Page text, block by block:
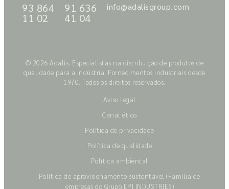
93 864
11 02
91 636
41 04
info@adalisgroup.com
© 2026 Adalis. Especialistas na distribuição de produtos de
qualidade para a indústria. Fornecimentos industriais desde
1970. Todos os direitos reservados.
Aviso legal
Canal ético
Política de privacidade
Política de qualidade
Política ambiental
Política de aprovisionamento sustentável (Família de
empresas do Grupo EPI INDUSTRIES)